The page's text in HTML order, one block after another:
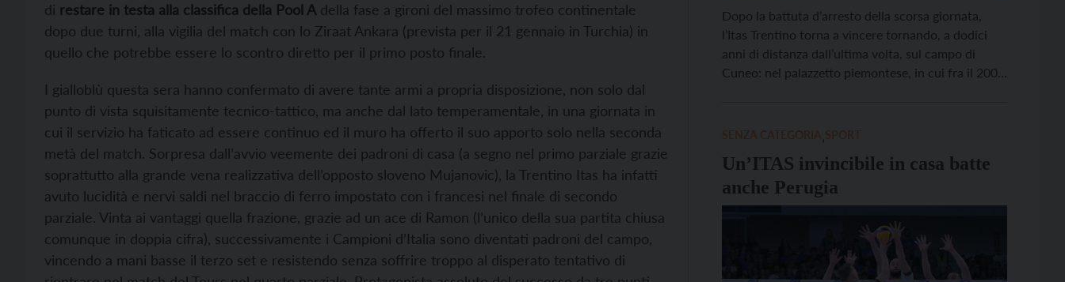
di restare in testa alla classifica della Pool A della fase a gironi del massimo trofeo continentale
dopo due turni, alla vigilia del match con lo Ziraat Ankara (prevista per il 21 gennaio in Turchia) in
quello che potrebbe essere lo scontro diretto per il primo posto finale.
I gialloblù questa sera hanno confermato di avere tante armi a propria disposizione, non solo dal
punto di vista squisitamente tecnico-tattico, ma anche dal lato temperamentale, in una giornata in
cui il servizio ha faticato ad essere continuo ed il muro ha offerto il suo apporto solo nella seconda
metà del match. Sorpresa dall’avvio veemente dei padroni di casa (a segno nel primo parziale grazie
soprattutto alla grande vena realizzativa dell’opposto sloveno Mujanovic), la Trentino Itas ha infatti
avuto lucidità e nervi saldi nel braccio di ferro impostato con i francesi nel finale di secondo
parziale. Vinta ai vantaggi quella frazione, grazie ad un ace di Ramon (l’unico della sua partita chiusa
comunque in doppia cifra), successivamente i Campioni d’Italia sono diventati padroni del campo,
vincendo a mani basse il terzo set e resistendo senza soffrire troppo al disperato tentativo di
Dopo la battuta d’arresto della scorsa giornata,
l’Itas Trentino torna a vincere tornando, a dodici
anni di distanza dall’ultima volta, sul campo di
Cuneo: nel palazzetto piemontese, in cui fra il 2000
,
Un’ITAS invincibile in casa batte
anche Perugia